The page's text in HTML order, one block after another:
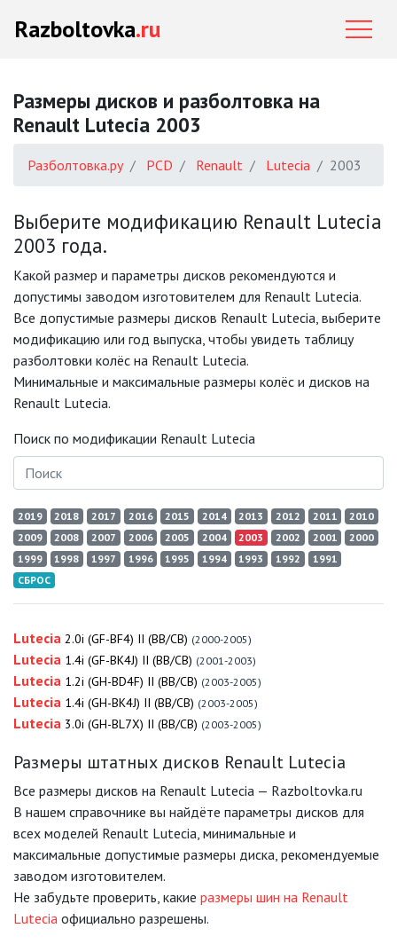
Razboltovka.ru
Размеры дисков и разболтовка на
Renault Lutecia 2003
Разболтовка.ру PCD Renault Lutecia 2003
Выберите модификацию Renault Lutecia
2003 года.
Какой размер и параметры дисков рекомендуются и
допустимы заводом изготовителем для Renault Lutecia.
Все допустимые размеры дисков Renault Lutecia, выберите
модификацию или год выпуска, чтобы увидеть таблицу
разболтовки колёс на Renault Lutecia.
Минимальные и максимальные размеры колёс и дисков на
Renault Lutecia.
Поиск по модификации Renault Lutecia
2019 2018 2017 2016 2015 2014 2013 2012 2011
2010
2009
2008 2007 2006 2005 2004 2003 2002 2001
2000
1999
1998 1997 1996 1995 1994 1993 1992
1991
СБРОС
Lutecia 2.0i (GF-BF4) II (BB/CB) (2000-2005)
Lutecia 1.4i (GF-BK4J) II (BB/CB) (2001-2003)
Lutecia 1.2i (GH-BD4F) II (BB/CB) (2003-2005)
Lutecia 1.4i (GH-BK4J) II (BB/CB) (2003-2005)
Lutecia 3.0i (GH-BL7X) II (BB/CB) (2003-2005)
Размеры штатных дисков Renault Lutecia
Все размеры дисков на Renault Lutecia — Razboltovka.ru
В нашем справочнике вы найдёте параметры дисков для
всех моделей Renault Lutecia, минимальные и
максимальные допустимые размеры диска, рекомендуемые
заводом изготовителем.
Не забудьте проверить, какие размеры шин на Renault
Lutecia официально разрешены.